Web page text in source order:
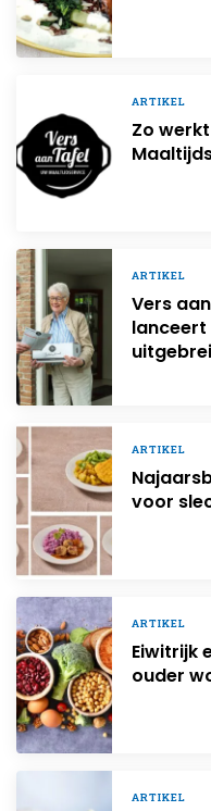
ARTIKEL
Zo
ARTIKEL
Vers
ARTIKEL
voor
ARTIKEL
Eiwitrijk
ouder
ARTIKEL